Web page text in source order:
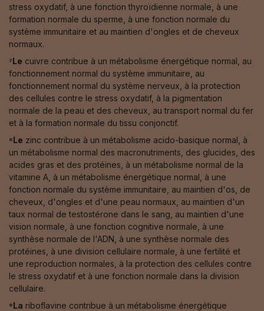
stress oxydatif, à une fonction thyroïdienne normale, à une
formation normale du sperme, à une fonction normale du
système immunitaire et au maintien d'ongles et de cheveux
normaux.
⁷Le cuivre contribue à un métabolisme énergétique normal, au
fonctionnement normal du système immunitaire, au
fonctionnement normal du système nerveux, à la protection
des cellules contre le stress oxydatif, à la pigmentation
normale de la peau et des cheveux, au transport normal du fer
et à la formation normale du tissu conjonctif.
⁸Le zinc contribue à un métabolisme acido-basique normal, à
un métabolisme normal des macronutriments, des glucides, des
acides gras et des protéines, à un métabolisme normal de la
vitamine A, à un métabolisme énergétique normal, à une
fonction normale du système immunitaire, au maintien d'os, de
cheveux, d'ongles et d'une peau normaux, au maintien d'un
taux normal de testostérone dans le sang, au maintien d'une
vision normale, à une fonction cognitive normale, à une
synthèse normale de l'ADN, à une synthèse normale des
protéines, à une division cellulaire normale, à une fertilité et
une reproduction normales, à la protection des cellules contre
le stress oxydatif et à une fonction normale dans la division
cellulaire.
⁹La riboflavine contribue à un métabolisme énergétique